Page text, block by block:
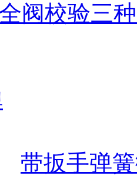
阀校验三
带扳手弹